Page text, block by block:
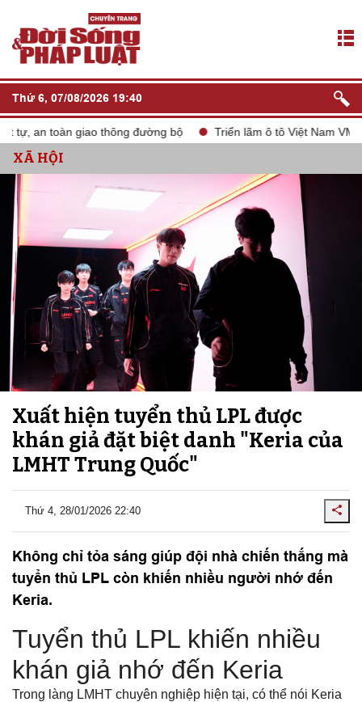
Thứ 6, 07/08/2026 19:40
an toàn giao thông đường bộ Triển lãm ô tô Việt Nam VMS
XÃ HỘI
Xuất hiện tuyển thủ LPL được
khán giả đặt biệt danh "Keria của
LMHT Trung Quốc"
Thứ 4, 28/01/2026 22:40
Không chỉ tỏa sáng giúp đội nhà chiến thắng mà
tuyển thủ LPL còn khiến nhiều người nhớ đến
Keria.
Tuyển thủ LPL khiến nhiều
khán giả nhớ đến Keria
Trong làng LMHT chuyên nghiệp hiện tại, có thể nói Keria